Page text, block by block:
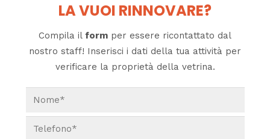
LA VUOI RINNOVARE?
Compila il form per essere ricontattato dal
nostro staff! Inserisci i dati della tua attività per
verificare la proprietà della vetrina.